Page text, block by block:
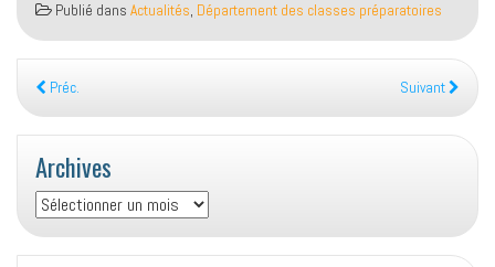
Publié dans Actualités, Département des classes préparatoires
Préc. Suivant
Archives
Archives